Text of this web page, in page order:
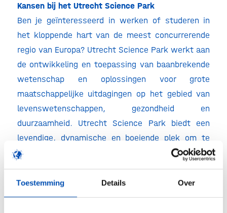
Toestemming Details Over
Kansen bij het Utrecht Science Park
Ben je geïnteresseerd in werken of studeren in
het kloppende hart van de meest concurrerende
regio van Europa? Utrecht Science Park werkt aan
de ontwikkeling en toepassing van baanbrekende
wetenschap en oplossingen voor grote
maatschappelijke uitdagingen op het gebied van
levenswetenschappen, gezondheid en
duurzaamheid. Utrecht Science Park biedt een
levendige, dynamische en boeiende plek om te
werken, te studeren en te netwerken.
zijn op het BCF Career Event om te laten zien wat